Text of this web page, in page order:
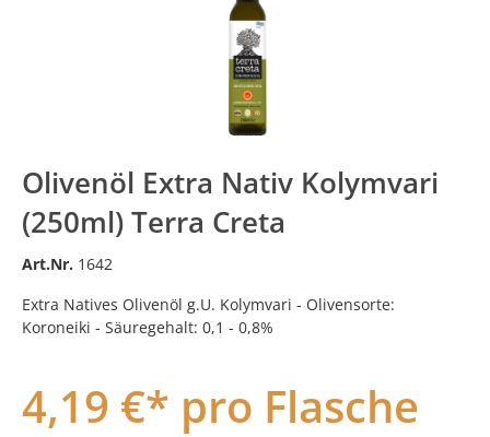
Olivenöl Extra Nativ Kolymvari
(250ml) Terra Creta
Art.Nr. 1642
Extra Natives Olivenöl g.U. Kolymvari - Olivensorte:
Koroneiki - Säuregehalt: 0,1 - 0,8%
4,19 €* pro Flasche